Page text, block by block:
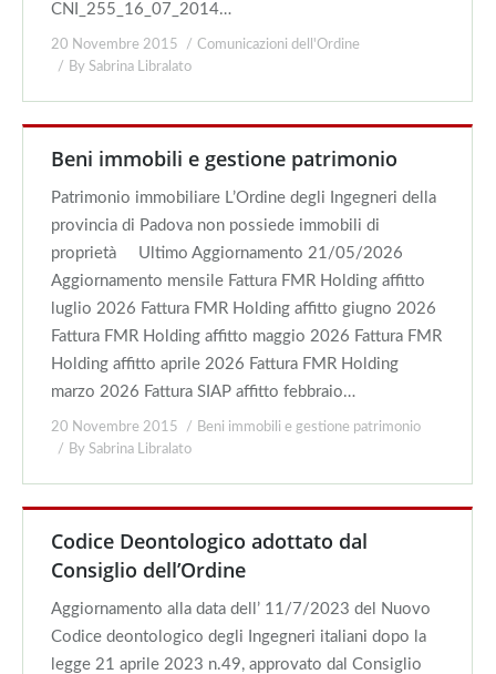
CNI_255_16_07_2014…
20 Novembre 2015
Comunicazioni dell'Ordine
By Sabrina Libralato
Beni immobili e gestione patrimonio
Patrimonio immobiliare L’Ordine degli Ingegneri della
provincia di Padova non possiede immobili di
proprietà Ultimo Aggiornamento 21/05/2026
Aggiornamento mensile Fattura FMR Holding affitto
luglio 2026 Fattura FMR Holding affitto giugno 2026
Fattura FMR Holding affitto maggio 2026 Fattura FMR
Holding affitto aprile 2026 Fattura FMR Holding
marzo 2026 Fattura SIAP affitto febbraio…
20 Novembre 2015
Beni immobili e gestione patrimonio
By Sabrina Libralato
Codice Deontologico adottato dal
Consiglio dell’Ordine
Aggiornamento alla data dell’ 11/7/2023 del Nuovo
Codice deontologico degli Ingegneri italiani dopo la
legge 21 aprile 2023 n.49, approvato dal Consiglio